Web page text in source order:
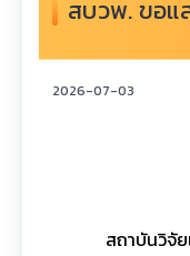
สบวพ. ขอแ
2026-07-03
สถาบันวิจั